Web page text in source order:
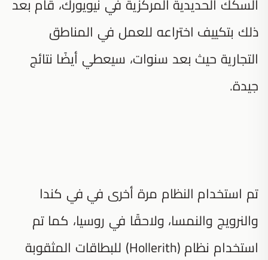
ذلك بتكييف اختراعه للعمل في المناطق
التجارية حيث بعد سنوات، سيعطي أيضًا نتائج
جيدة.
تم استخدام النظام مرة أخرى في في كندا
والنرويج والنمسا، ولاحقًا في روسيا، كما تم
استخدام نظام (Hollerith) للبطاقات المثقوبة